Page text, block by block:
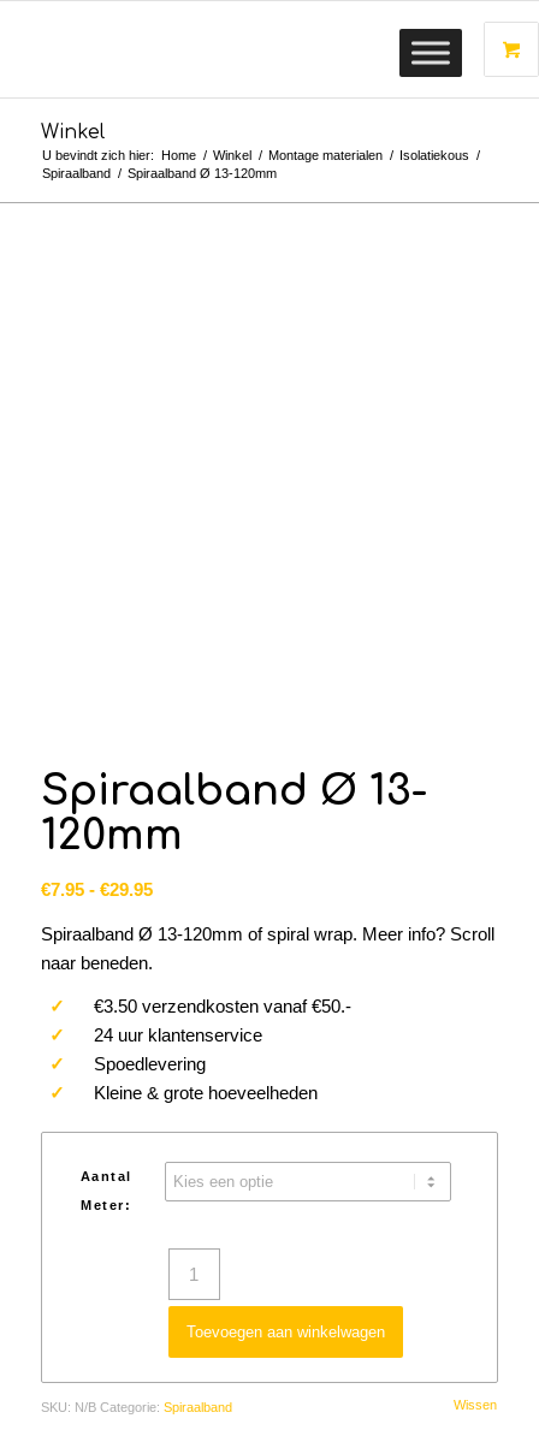
Winkel
U bevindt zich hier: Home / Winkel / Montage materialen / Isolatiekous /
Spiraalband / Spiraalband Ø 13-120mm
Spiraalband Ø 13-
120mm
€7.95 - €29.95Prijsklasse:
tot
€29.95
Spiraalband Ø 13-120mm of spiral wrap. Meer info? Scroll
naar beneden.
✓ €3.50 verzendkosten vanaf €50.-
✓ 24 uur klantenservice
✓ Spoedlevering
✓ Kleine & grote hoeveelheden
Aantal
Meter:
Wissen
Toevoegen aan winkelwagen
SKU: N/B Categorie: Spiraalband